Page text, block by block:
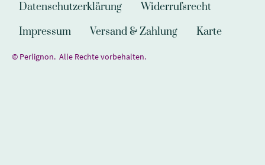
Datenschutzerklärung
Widerrufsrecht
Impressum
Versand & Zahlung Karte
© Perlignon. Alle Rechte vorbehalten.